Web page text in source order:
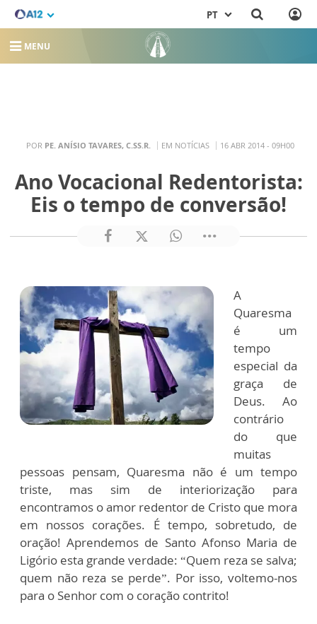
PT
MENU
POR PE. ANÍSIO TAVARES, C.SS.R. EM NOTÍCIAS 16 ABR 2014 - 09H00
Ano Vocacional Redentorista:
Eis o tempo de conversão!
A
Quaresma
é um
tempo
especial da
graça de
Deus. Ao
contrário
do que
muitas
pessoas pensam, Quaresma não é um tempo
triste, mas sim de interiorização para
encontramos o amor redentor de Cristo que mora
em nossos corações. É tempo, sobretudo, de
oração! Aprendemos de Santo Afonso Maria de
Ligório esta grande verdade: “Quem reza se salva;
quem não reza se perde”. Por isso, voltemo-nos
para o Senhor com o coração contrito!